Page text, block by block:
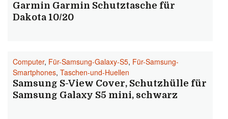
Garmin Garmin Schutztasche für
Dakota 10/20
Computer, Für-Samsung-Galaxy-S5, Für-Samsung-
Smartphones, Taschen-und-Huellen
Samsung S-View Cover, Schutzhülle für
Samsung Galaxy S5 mini, schwarz